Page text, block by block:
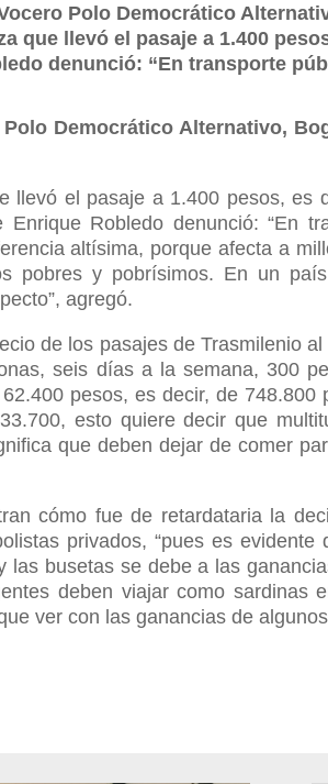
Polo Democrático
que llevó el pasaje a 1.400
denunció: “En transporte
Democrático Alternativo,
llevó el pasaje a 1.400 pesos, es
Robledo denunció: “En
altísima, porque afecta a
pobres y pobrísimos. En un
agregó.
de los pasajes de Trasmilenio
seis días a la semana, 300
pesos, es decir, de 748.800
esto quiere decir que
que deben dejar de comer
cómo fue de retardataria la
privados, “pues es evidente
las busetas se debe a las
deben viajar como sardinas
ver con las ganancias de